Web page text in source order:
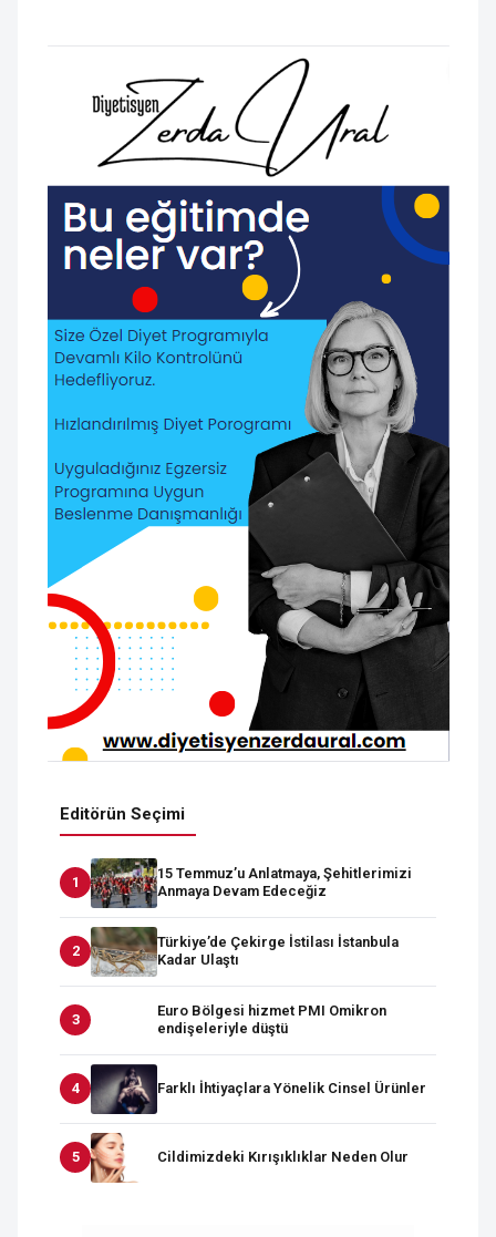
Editörün Seçimi
15 Temmuz’u Anlatmaya, Şehitlerimizi
Anmaya Devam Edeceğiz
Türkiye’de Çekirge İstilası İstanbula
Kadar Ulaştı
Euro Bölgesi hizmet PMI Omikron
endişeleriyle düştü
Farklı İhtiyaçlara Yönelik Cinsel Ürünler
Cildimizdeki Kırışıklıklar Neden Olur